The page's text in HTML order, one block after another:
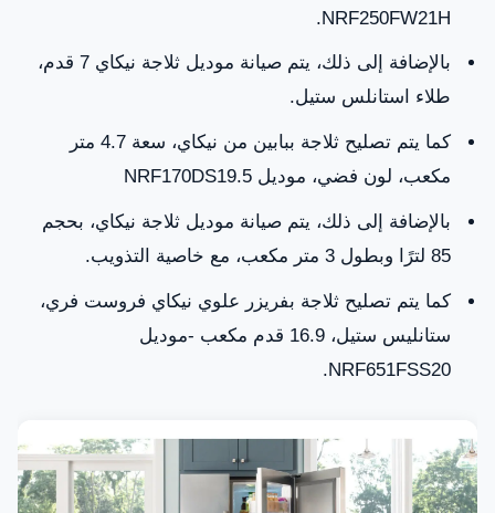
NRF250FW21H.
بالإضافة إلى ذلك، يتم صيانة موديل ثلاجة نيكاي 7 قدم،
طلاء استانلس ستيل.
كما يتم تصليح ثلاجة ببابين من نيكاي، سعة 4.7 متر
مكعب، لون فضي، موديل NRF170DS19.5
بالإضافة إلى ذلك، يتم صيانة موديل ثلاجة نيكاي، بحجم
85 لترًا وبطول 3 متر مكعب، مع خاصية التذويب.
كما يتم تصليح ثلاجة بفريزر علوي نيكاي فروست فري،
ستانليس ستيل، 16.9 قدم مكعب -موديل
NRF651FSS20.